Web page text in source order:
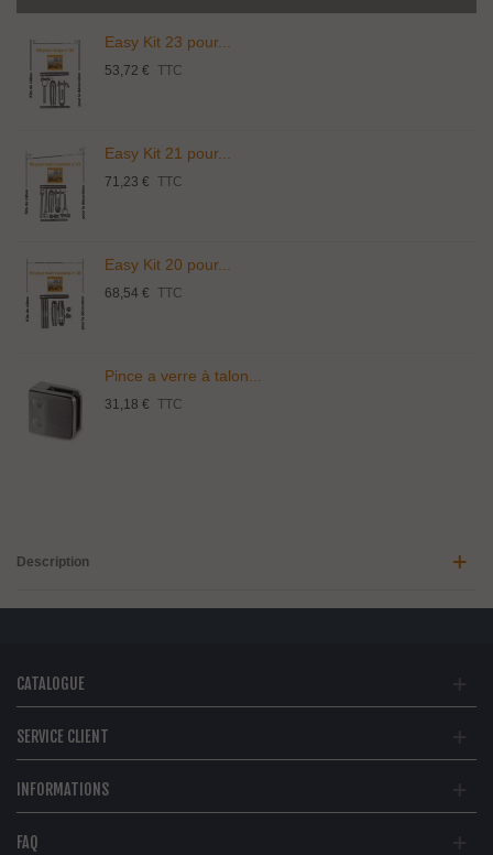
Easy Kit 23 pour...
53,72 € TTC
Easy Kit 21 pour...
71,23 € TTC
Easy Kit 20 pour...
68,54 € TTC
Pince a verre à talon...
31,18 € TTC
Description
CATALOGUE
SERVICE CLIENT
INFORMATIONS
FAQ